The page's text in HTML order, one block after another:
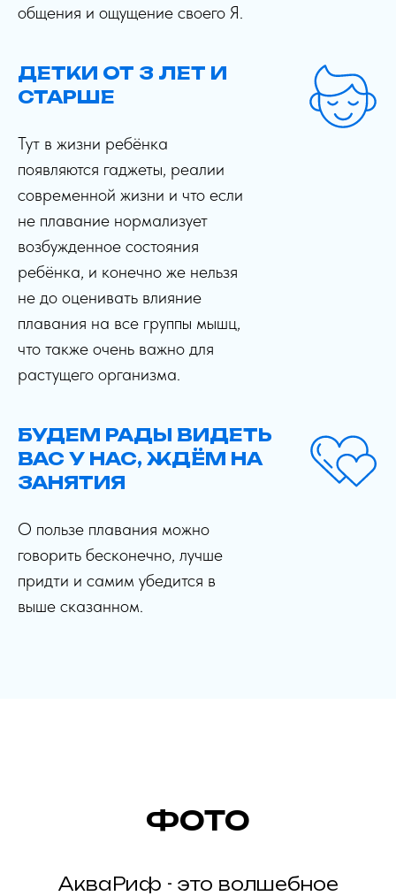
общения и ощущение своего Я.
ДЕТКИ ОТ 3 ЛЕТ И
СТАРШЕ
Тут в жизни ребёнка
появляются гаджеты, реалии
современной жизни и что если
не плавание нормализует
возбужденное состояния
ребёнка, и конечно же нельзя
не до оценивать влияние
плавания на все группы мышц,
что также очень важно для
растущего организма.
БУДЕМ РАДЫ ВИДЕТЬ
ВАС У НАС, ЖДЁМ НА
ЗАНЯТИЯ
О пользе плавания можно
говорить бесконечно, лучше
придти и самим убедится в
выше сказанном.
ФОТО
АкваРиф - это волшебное